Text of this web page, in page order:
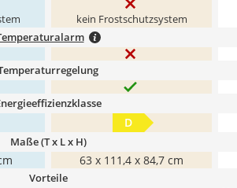
kein Frostschutzsystem
D
Maße (T x L x H)
63 x 111,4 x 84,7 cm
Vorteile